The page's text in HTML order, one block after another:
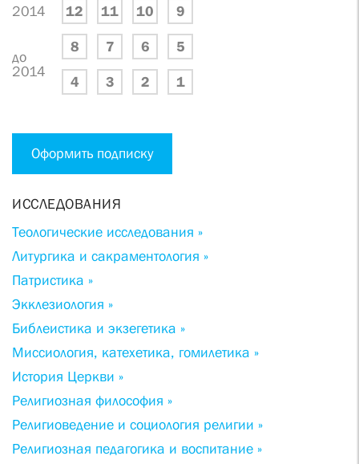
2014 12 11 10 9
до
2014
8 7 6 5
4 3 2 1
Оформить подписку
ИССЛЕДОВАНИЯ
Теологические исследования »
Литургика и сакраментология »
Патристика »
Экклезиология »
Библеистика и экзегетика »
Миссиология, катехетика, гомилетика »
История Церкви »
Религиозная философия »
Религиоведение и социология религии »
Религиозная педагогика и воспитание »